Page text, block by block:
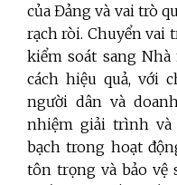
của Đảng và vai trò
rạch ròi. Chuyển vai
kiểm soát sang
cách hiệu quả, với
người dân và
nhiệm giải trình
bạch trong hoạt
tôn trọng và bảo vệ